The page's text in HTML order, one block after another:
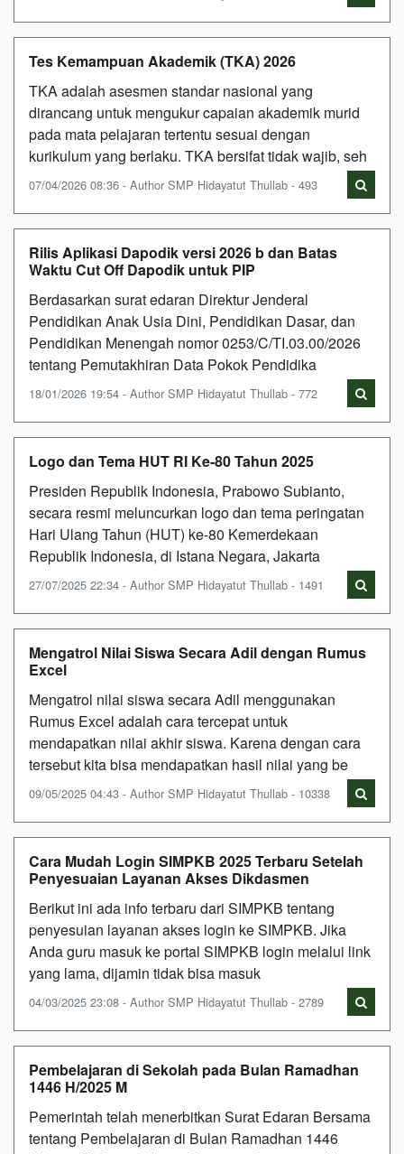
Tes Kemampuan Akademik (TKA) 2026
TKA adalah asesmen standar nasional yang
dirancang untuk mengukur capaian akademik murid
pada mata pelajaran tertentu sesuai dengan
kurikulum yang berlaku. TKA bersifat tidak wajib, seh
07/04/2026 08:36 - Author SMP Hidayatut Thullab - 493
Rilis Aplikasi Dapodik versi 2026 b dan Batas
Waktu Cut Off Dapodik untuk PIP
Berdasarkan surat edaran Direktur Jenderal
Pendidikan Anak Usia Dini, Pendidikan Dasar, dan
Pendidikan Menengah nomor 0253/C/TI.03.00/2026
tentang Pemutakhiran Data Pokok Pendidika
18/01/2026 19:54 - Author SMP Hidayatut Thullab - 772
Logo dan Tema HUT RI Ke-80 Tahun 2025
Presiden Republik Indonesia, Prabowo Subianto,
secara resmi meluncurkan logo dan tema peringatan
Hari Ulang Tahun (HUT) ke-80 Kemerdekaan
Republik Indonesia, di Istana Negara, Jakarta
27/07/2025 22:34 - Author SMP Hidayatut Thullab - 1491
Mengatrol Nilai Siswa Secara Adil dengan Rumus
Excel
Mengatrol nilai siswa secara Adil menggunakan
Rumus Excel adalah cara tercepat untuk
mendapatkan nilai akhir siswa. Karena dengan cara
tersebut kita bisa mendapatkan hasil nilai yang be
09/05/2025 04:43 - Author SMP Hidayatut Thullab - 10338
Cara Mudah Login SIMPKB 2025 Terbaru Setelah
Penyesuaian Layanan Akses Dikdasmen
Berikut ini ada info terbaru dari SIMPKB tentang
penyesuian layanan akses login ke SIMPKB. Jika
Anda guru masuk ke portal SIMPKB login melalui link
yang lama, dijamin tidak bisa masuk
04/03/2025 23:08 - Author SMP Hidayatut Thullab - 2789
Pembelajaran di Sekolah pada Bulan Ramadhan
1446 H/2025 M
Pemerintah telah menerbitkan Surat Edaran Bersama
tentang Pembelajaran di Bulan Ramadhan 1446